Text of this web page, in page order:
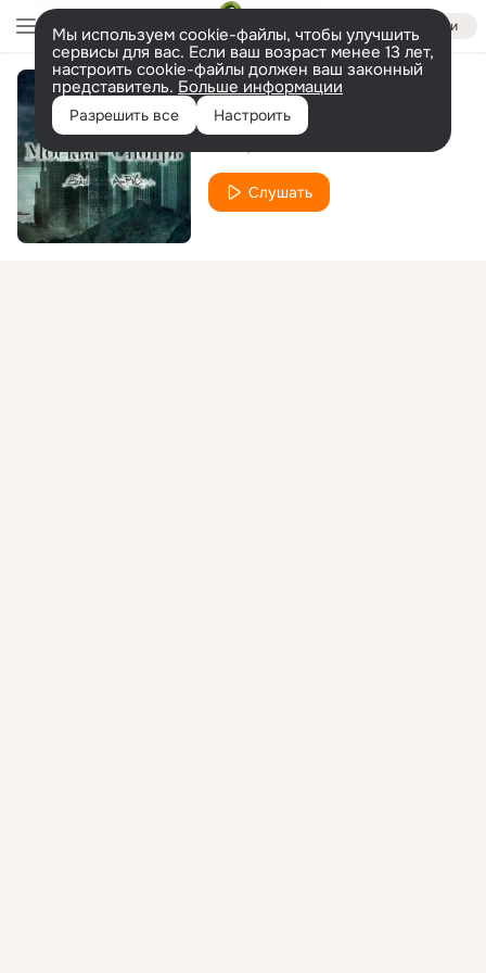
Войти
Мы используем cookie-файлы, чтобы улучшить
сервисы для вас. Если ваш возраст менее 13 лет,
настроить cookie-файлы должен ваш законный
представитель. Больше информации
Разрешить все Настроить
Москва - Сибирь
Слушать